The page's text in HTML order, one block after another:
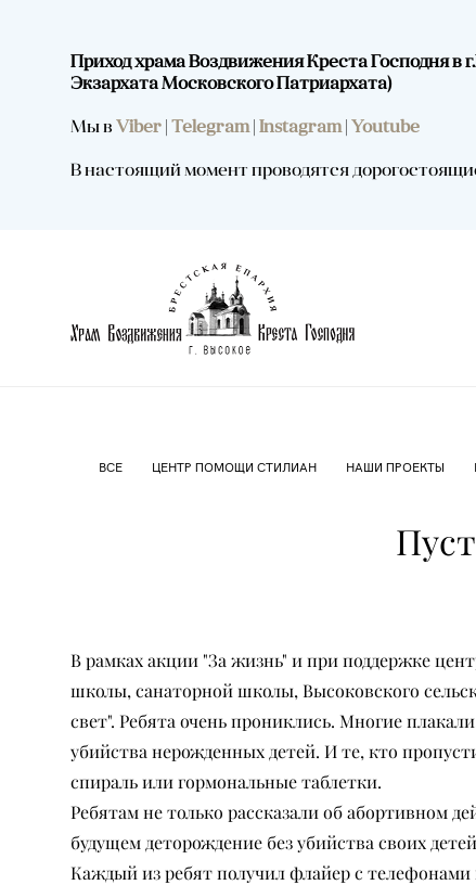
Приход храма Воздвижения Креста Господня в
Экзархата Московского Патриархата)
Мы в Viber | Telegram| Instagram| Youtube
В настоящий момент проводятся
ВСЕ ЦЕНТР ПОМОЩИ СТИЛИАН НАШИ ПРОЕКТЫ
В рамках акции "За жизнь" и при поддержке
школы, санаторной школы, Высоковского
свет". Ребята очень прониклись. Многие
убийства нерожденных детей. И те, кто
спираль или гормональные таблетки.
Ребятам не только рассказали об абортивном
будущем деторождение без убийства своих
Каждый из ребят получил флайер с телефонами